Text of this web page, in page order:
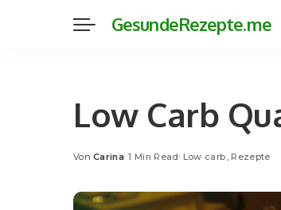
GesundeRezepte.me
Low Carb
Posted
Von Carina 1 Min Read Low carb Rezepte